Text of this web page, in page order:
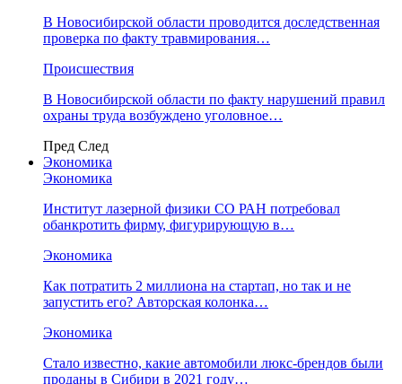
В Новосибирской области проводится доследственная
проверка по факту травмирования…
Происшествия
В Новосибирской области по факту нарушений правил
охраны труда возбуждено уголовное…
Пред След
Экономика
Экономика
Институт лазерной физики СО РАН потребовал
обанкротить фирму, фигурирующую в…
Экономика
Как потратить 2 миллиона на стартап, но так и не
запустить его? Авторская колонка…
Экономика
Стало известно, какие автомобили люкс-брендов были
проданы в Сибири в 2021 году…